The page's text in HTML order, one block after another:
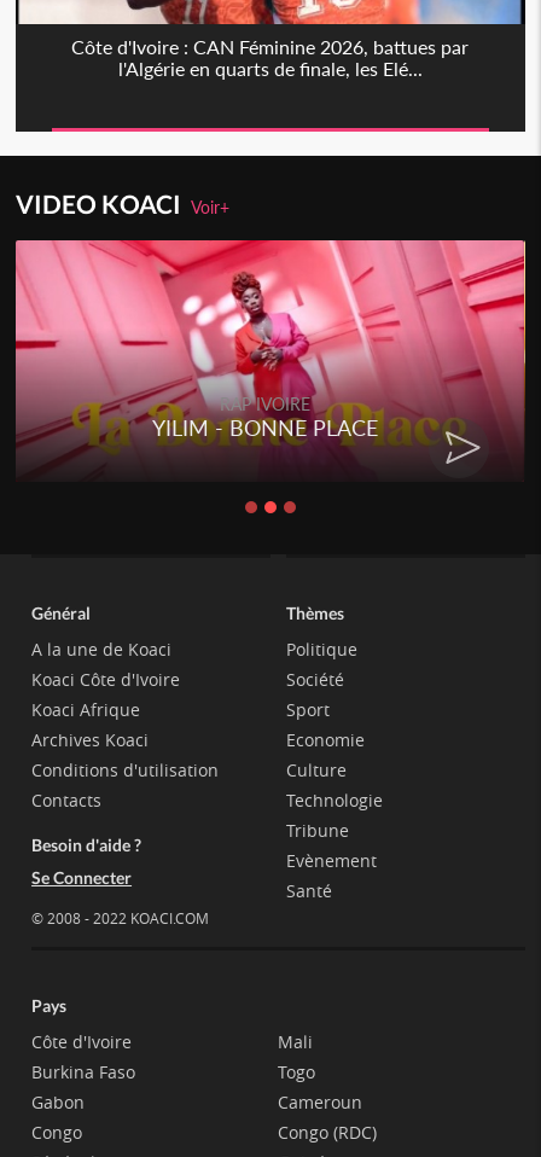
Côte d'Ivoire : CAN Féminine 2026, battues par
l'Algérie en quarts de finale, les Elé...
VIDEO KOACIVoir+
RAP IVOIRE
YILIM - BONNE PLACE
Général
A la une de Koaci
Koaci Côte d'Ivoire
Koaci Afrique
Archives Koaci
Conditions d'utilisation
Contacts
Besoin d'aide ?
Se Connecter
© 2008 - 2022 KOACI.COM
Thèmes
Politique
Société
Sport
Economie
Culture
Technologie
Tribune
Evènement
Santé
Pays
Côte d'Ivoire
Burkina Faso
Gabon
Congo
Mali
Togo
Cameroun
Congo (RDC)